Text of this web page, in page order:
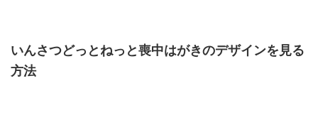
いんさつどっとねっと喪中はがきのデザインを見る
方法